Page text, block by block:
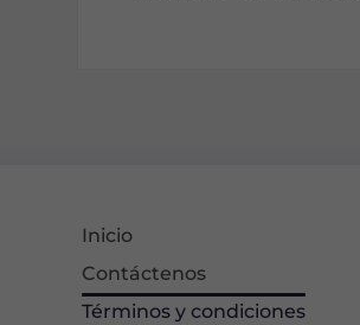
Inicio
Contáctenos
Términos y condiciones